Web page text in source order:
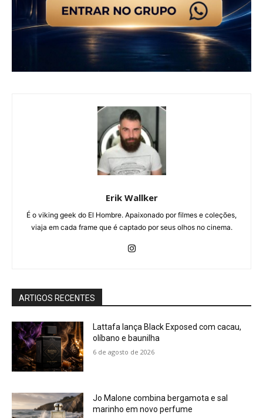
Erik Wallker
É o viking geek do El Hombre. Apaixonado por filmes e coleções,
viaja em cada frame que é captado por seus olhos no cinema.
ARTIGOS RECENTES
Lattafa lança Black Exposed com cacau,
olíbano e baunilha
6 de agosto de 2026
Jo Malone combina bergamota e sal
marinho em novo perfume